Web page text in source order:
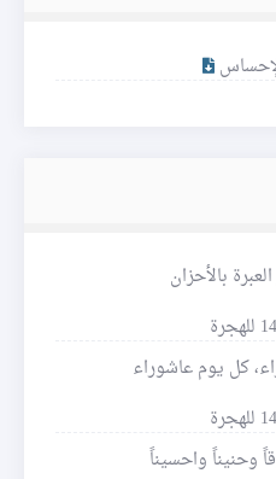
بالأحزان
كل يوم عاشوراء
وحنيناً واحسيناً